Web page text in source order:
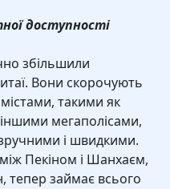
доступності
збільшили
Вони скорочують
такими як
мегаполісами,
і швидкими.
Пекіном і Шанхаєм,
тепер займає всього